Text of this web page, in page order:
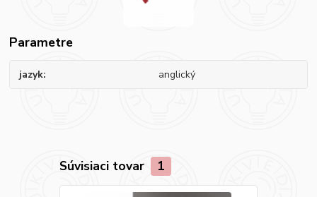
Parametre
jazyk anglický
Súvisiaci tovar 1